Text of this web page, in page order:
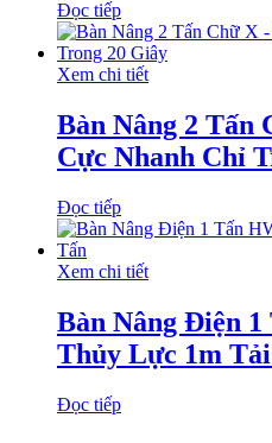
Đọc tiếp
Xem chi tiết
Bàn Nâng 2 Tấn
Cực Nhanh Chỉ
Đọc tiếp
Xem chi tiết
Bàn Nâng Điện 1
Thủy Lực 1m
Đọc tiếp